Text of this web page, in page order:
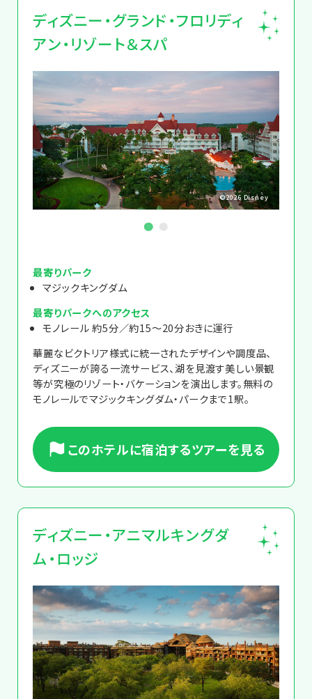
ディズニー・グランド・フロリディ
アン・リゾート＆スパ
©2026 Disney
最寄りパーク
マジックキングダム
最寄りパークへのアクセス
モノレール 約5分／約15～20分おきに運行
華麗なビクトリア様式に統一されたデザインや調度品、
ディズニーが誇る一流サービス、湖を見渡す美しい景観
等が究極のリゾート・バケーションを演出します。無料の
モノレールでマジックキングダム・パークまで1駅。
このホテルに宿泊するツアーを見る
ディズニー・アニマルキングダ
ム・ロッジ